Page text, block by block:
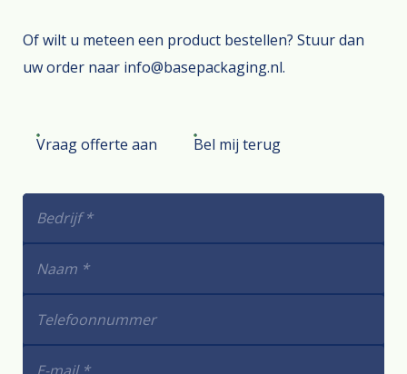
Of wilt u meteen een product bestellen? Stuur dan
uw order naar info@basepackaging.nl.
Vraag offerte aan Bel mij terug